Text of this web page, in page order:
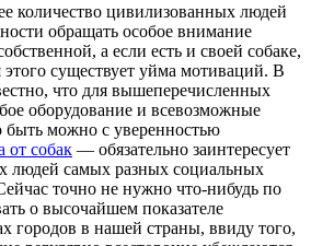
количество цивилизованных людей
обращать особое внимание
а если есть и своей собаке,
этого существует уйма мотиваций. В
что для вышеперечисленных
оборудование и всевозможные
быть можно с уверенностью
от собак — обязательно заинтересует
людей самых разных социальных
точно не нужно что-нибудь по
о высочайшем показателе
городов в нашей страны, ввиду того,